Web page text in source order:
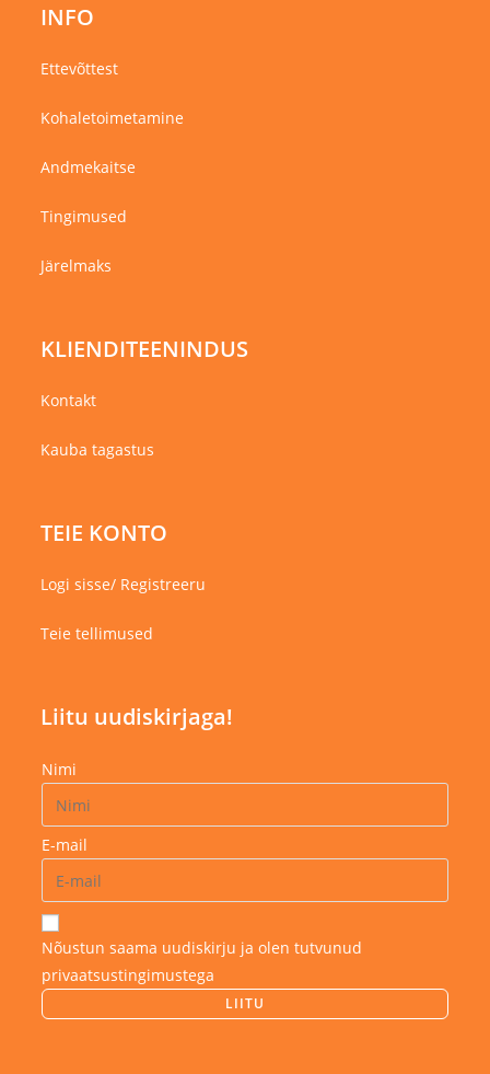
INFO
Ettevõttest
Kohaletoimetamine
Andmekaitse
Tingimused
Järelmaks
KLIENDITEENINDUS
Kontakt
Kauba tagastus
TEIE KONTO
Logi sisse/ Registreeru
Teie tellimused
Liitu uudiskirjaga!
Nimi
E-mail
Nõustun saama uudiskirju ja olen tutvunud
privaatsustingimustega